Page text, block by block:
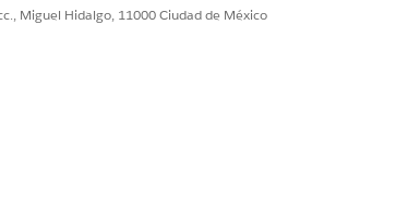
servicio. Puede ampliar
Miguel Hidalgo, 11000 Ciudad de México